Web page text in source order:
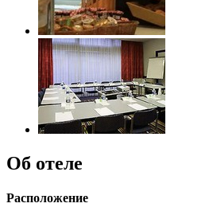
Об отеле
Расположение